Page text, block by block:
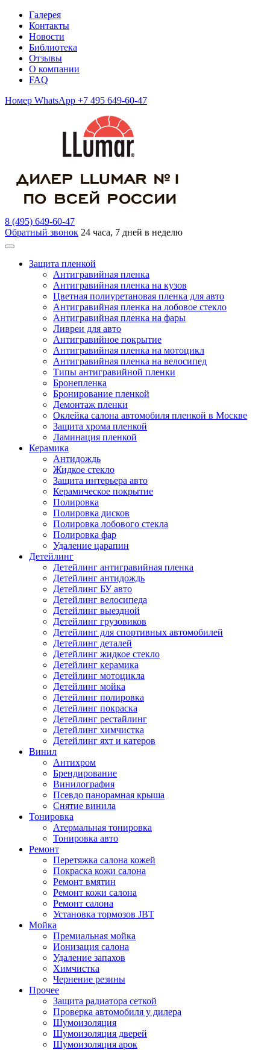
Галерея
Контакты
Новости
Библиотека
Отзывы
О компании
FAQ
Номер WhatsApp +7 495 649-60-47
8 (495) 649-60-47
Обратный звонок 24 часа, 7 дней в неделю
Защита пленкой
Антигравийная пленка
Антигравийная пленка на кузов
Цветная полиуретановая пленка для авто
Антигравийная пленка на лобовое стекло
Антигравийная пленка на фары
Ливреи для авто
Антигравийное покрытие
Антигравийная пленка на мотоцикл
Антигравийная пленка на велосипед
Типы антигравийной пленки
Бронепленка
Бронирование пленкой
Демонтаж пленки
Оклейка салона автомобиля пленкой в Москве
Защита хрома пленкой
Ламинация пленкой
Керамика
Антидождь
Жидкое стекло
Защита интерьера авто
Керамическое покрытие
Полировка
Полировка дисков
Полировка лобового стекла
Полировка фар
Удаление царапин
Детейлинг
Детейлинг антигравийная пленка
Детейлинг антидождь
Детейлинг БУ авто
Детейлинг велосипеда
Детейлинг выездной
Детейлинг грузовиков
Детейлинг для спортивных автомобилей
Детейлинг деталей
Детейлинг жидкое стекло
Детейлинг керамика
Детейлинг мотоцикла
Детейлинг мойка
Детейлинг полировка
Детейлинг покраска
Детейлинг рестайлинг
Детейлинг химчистка
Детейлинг яхт и катеров
Винил
Антихром
Брендирование
Винилография
Псевдо панорамная крыша
Снятие винила
Тонировка
Атермальная тонировка
Тонировка авто
Ремонт
Перетяжка салона кожей
Покраска кожи салона
Ремонт вмятин
Ремонт кожи салона
Ремонт салона
Установка тормозов JBT
Мойка
Премиальная мойка
Ионизация салона
Удаление запахов
Химчистка
Чернение резины
Прочее
Защита радиатора сеткой
Проверка автомобиля у дилера
Шумоизоляция
Шумоизоляция дверей
Шумоизоляция арок